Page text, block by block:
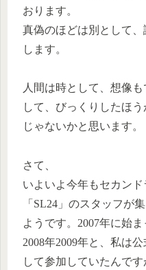
おります。
真偽のほどは別として
します。
人間は時として、想像
して、びっくりしたほ
じゃないかと思います。
さて、
いよいよ今年もセカン
「SL24」のスタッフが
ようです。2007年に始
2008年2009年と、私は
して参加していたんです